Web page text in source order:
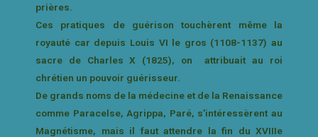
prières.
Ces pratiques de guérison touchèrent même la
royauté car depuis Louis VI le gros (1108-1137) au
sacre de Charles X (1825), on attribuait au roi
chrétien un pouvoir guérisseur.
De grands noms de la médecine et de la Renaissance
comme Paracelse, Agrippa, Paré, s’intéressèrent au
Magnétisme, mais il faut attendre la fin du XVIIIe